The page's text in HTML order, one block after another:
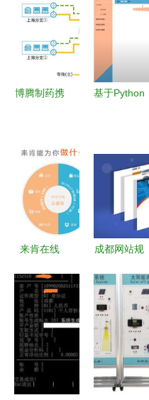
博腾制药携
接系统，加
快迈向智造
之路
基于Python
管理系统设
计与实现
来肯在线
息技术的行
业优势与成
就
成都网站规
务、特点与
原则